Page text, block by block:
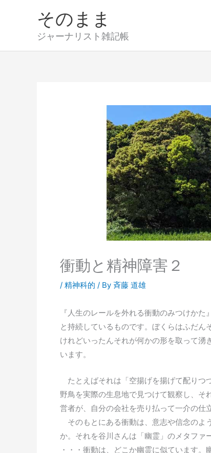
そのまま
ジャーナリスト雑記帳
衝動と精神障害２
/ 精神科的 / By 斉藤 道雄
『人生のレールを外れる衝動のみつけか
と持続しているものです。ぼくらはふだん
けれどいったんそれが何かの形を取って湧
います。
たとえばそれは「空揚げを揚げて配りつ
野鳥を実際の生息地で見つけて観察し、
営者が、自分の会社を売り払って一介の仕
そのもとにある衝動は、意志や信念のよ
か。それを谷川さんは「幽霊」のメタファ
・・・衝動は、どこか幽霊に似ています